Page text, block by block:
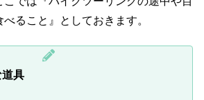
ること』としておきます。
道具